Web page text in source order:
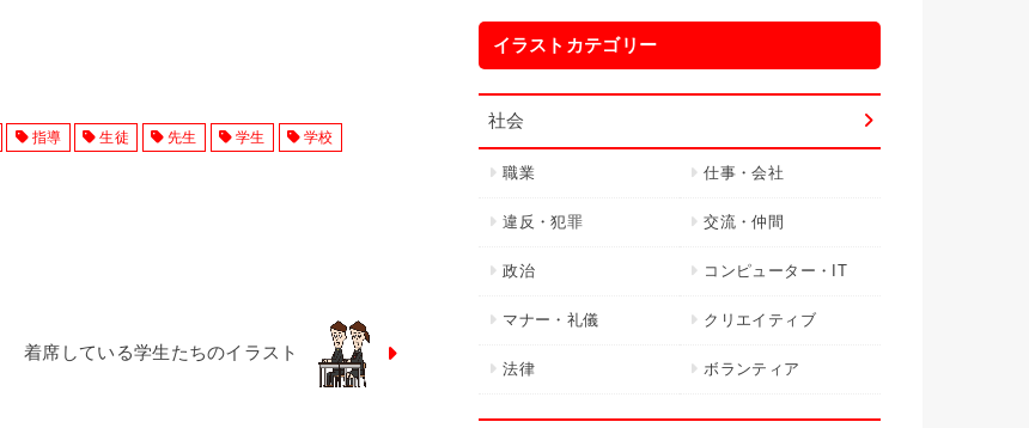
指導 生徒 先生 学生 学校
着席している学生たちのイラスト
イラストカテゴリー
社会
職業 仕事・会社
違反・犯罪 交流・仲間
政治 コンピューター・IT
マナー・礼儀 クリエイティブ
法律 ボランティア